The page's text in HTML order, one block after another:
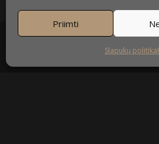
Priimti
Slapukų politika